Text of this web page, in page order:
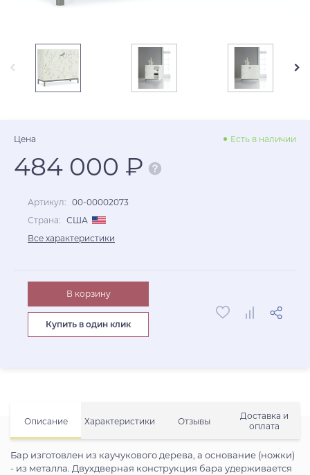
Описание Характеристики Отзывы
Доставка и
оплата
Бар изготовлен из каучукового дерева, а основание (ножки)
- из металла. Двухдверная конструкция бара удерживается
Цена Есть в наличии
484 000 ₽
Артикул: 00-00002073
Страна: США
Все характеристики
В корзину
Купить в один клик